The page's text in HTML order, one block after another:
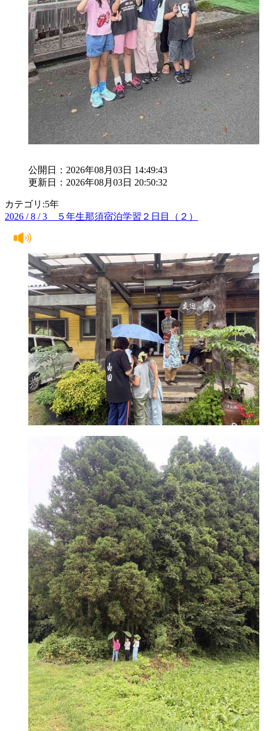
公開日：2026年08月03日 14:49:43
更新日：2026年08月03日 20:50:32
カテゴリ:5年
2026 / 8 / 3 ５年生那須宿泊学習２日目（２）